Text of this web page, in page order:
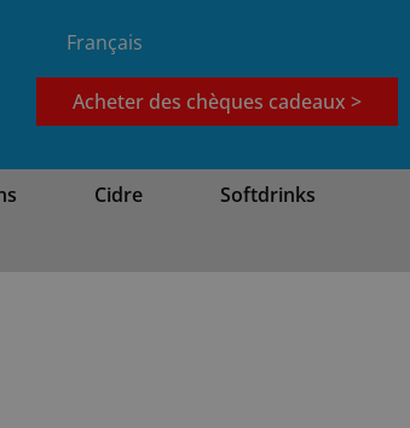
Français
Acheter des chèques cadeaux >
Cidre
Softdrinks